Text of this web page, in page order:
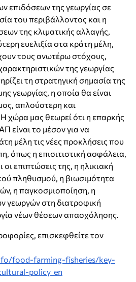
επιδόσεων της γεωργίας σε
του περιβάλλοντος και η
της κλιματικής αλλαγής,
ευελιξία στα κράτη μέλη,
τους ανωτέρω στόχους,
της γεωργίας
τη στρατηγική σημασία της
γεωργίας, η οποία θα είναι
απλούστερη και
χώρα μας θεωρεί ότι η επαρκής
είναι το μέσον για να
μέλη τις νέες προκλήσεις που
όπως η επισιτιστική ασφάλεια,
οι επιπτώσεις της, η ηλικιακή
πληθυσμού, η βιωσιμότητα
η παγκοσμιοποίηση, η
γεωργών στη διατροφική
νέων θέσεων απασχόλησης.
επισκεφθείτε τον
food-farming-fisheries/key-
policy_en